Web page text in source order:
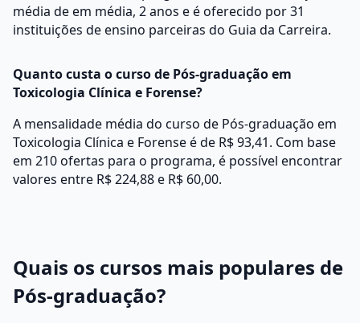
média de em média, 2 anos e é oferecido por 31
instituições de ensino parceiras do Guia da Carreira.
Quanto custa o curso de Pós-graduação em
Toxicologia Clínica e Forense?
A mensalidade média do curso de Pós-graduação em
Toxicologia Clínica e Forense é de R$ 93,41. Com base
em 210 ofertas para o programa, é possível encontrar
valores entre R$ 224,88 e R$ 60,00.
Quais os cursos mais populares de
Pós-graduação?